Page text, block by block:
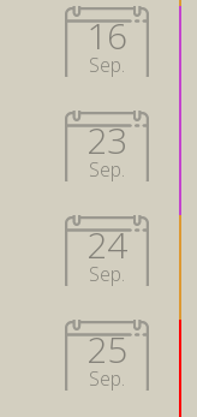
16
Sep.
23
Sep.
24
Sep.
25
Sep.